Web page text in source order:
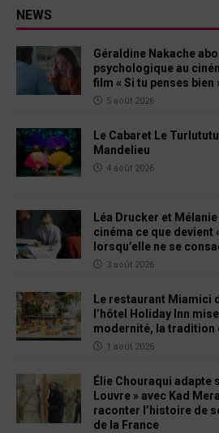
NEWS
Géraldine Nakache
psychologique au
film « Si tu penses bien
5 août 2026
Le Cabaret Le
Mandelieu
4 août 2026
Léa Drucker et
cinéma ce que devient
lorsqu’elle ne se
3 août 2026
Le restaurant Miamici
l’hôtel Holiday Inn
modernité, la tradition
1 août 2026
Élie Chouraqui adapte
Louvre » avec Kad
raconter l’histoire de
de la France